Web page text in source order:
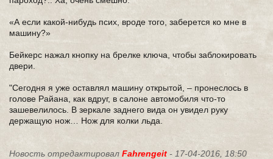
«А если какой-нибудь псих, вроде того, заберется ко мне в
машину?»
Бейкерс нажал кнопку на брелке ключа, чтобы заблокировать
двери.
"Сегодня я уже оставлял машину открытой, – пронеслось в
голове Райана, как вдруг, в салоне автомобиля что-то
зашевелилось. В зеркале заднего вида он увидел руку
держащую нож… Нож для колки льда.
Новость отредактировал Fahrengeit - 17-04-2016, 18:50